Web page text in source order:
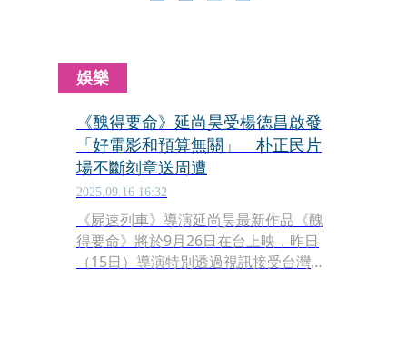
娛樂
《醜得要命》延尚昊受楊德昌啟發
「好電影和預算無關」 朴正民片
場不斷刻章送周遭
2025.09.16 16:32
《屍速列車》導演延尚昊最新作品《醜
得要命》將於9月26日在台上映，昨日
（15日）導演特別透過視訊接受台灣媒